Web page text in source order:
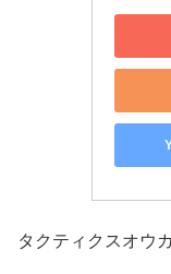
タクティクスオウ